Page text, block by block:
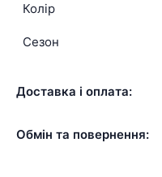
Колір
Сезон
Доставка і оплата:
Обмін та повернення: